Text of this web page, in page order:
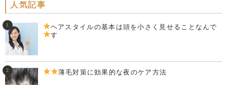
人気記事
ヘアスタイルの基本は頭を小さく見せることなんで
す
薄毛対策に効果的な夜のケア方法